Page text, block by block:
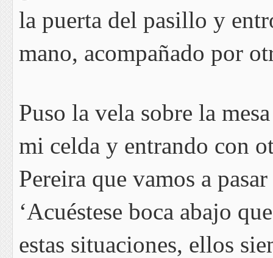
la puerta del pasillo y
mano, acompañado por
Puso la vela sobre la
mi celda y entrando con
Pereira que vamos a
‘Acuéstese boca abajo
estas situaciones, ellos